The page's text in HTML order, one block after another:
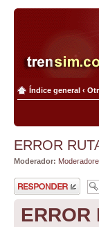
Índice general ‹
ERROR
Moderador:
Publicar una
respuesta
ERROR